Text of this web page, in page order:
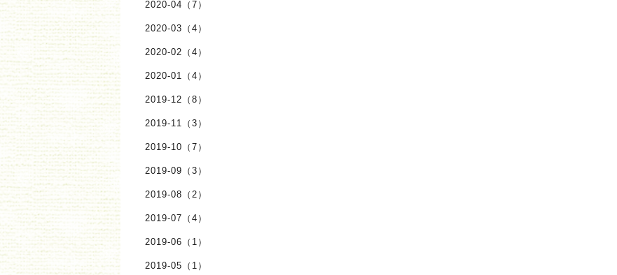
2020-04（7）
2020-03（4）
2020-02（4）
2020-01（4）
2019-12（8）
2019-11（3）
2019-10（7）
2019-09（3）
2019-08（2）
2019-07（4）
2019-06（1）
2019-05（1）